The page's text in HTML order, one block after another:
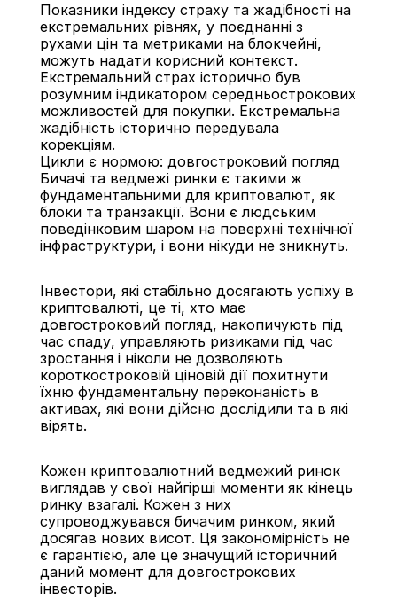
Показники індексу страху та жадібності на
екстремальних рівнях, у поєднанні з
рухами цін та метриками на блокчейні,
можуть надати корисний контекст.
Екстремальний страх історично був
розумним індикатором середньострокових
можливостей для покупки. Екстремальна
жадібність історично передувала
корекціям.
Цикли є нормою: довгостроковий погляд
Бичачі та ведмежі ринки є такими ж
фундаментальними для криптовалют, як
блоки та транзакції. Вони є людським
поведінковим шаром на поверхні технічної
інфраструктури, і вони нікуди не зникнуть.
Інвестори, які стабільно досягають успіху в
криптовалюті, це ті, хто має
довгостроковий погляд, накопичують під
час спаду, управляють ризиками під час
зростання і ніколи не дозволяють
короткостроковій ціновій дії похитнути
їхню фундаментальну переконаність в
активах, які вони дійсно дослідили та в які
вірять.
Кожен криптовалютний ведмежий ринок
виглядав у свої найгірші моменти як кінець
ринку взагалі. Кожен з них
супроводжувався бичачим ринком, який
досягав нових висот. Ця закономірність не
є гарантією, але це значущий історичний
даний момент для довгострокових
інвесторів.